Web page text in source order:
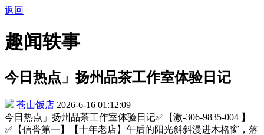
返回
趣闻轶事
今日热点」扬州品茶工作室体验日记
苍山饭店 2026-6-16 01:12:09
今日热点」扬州品茶工作室体验日记✅【溦-306-9835-004 】
✅【信誉第一】【十年老店】午后的阳光斜斜漫进木格窗，落